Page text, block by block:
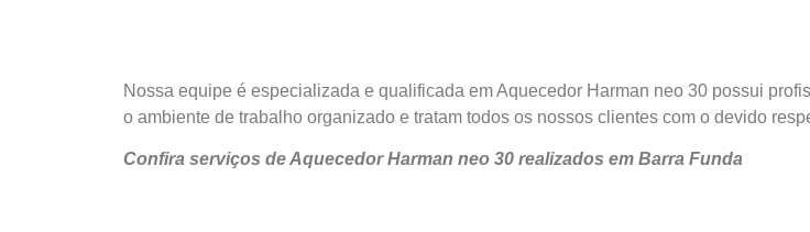
Nossa equipe é especializada e qualificada em Aquecedor Harman neo 30 possui
o ambiente de trabalho organizado e tratam todos os nossos clientes com o devido
Confira serviços de Aquecedor Harman neo 30 realizados em Barra Funda